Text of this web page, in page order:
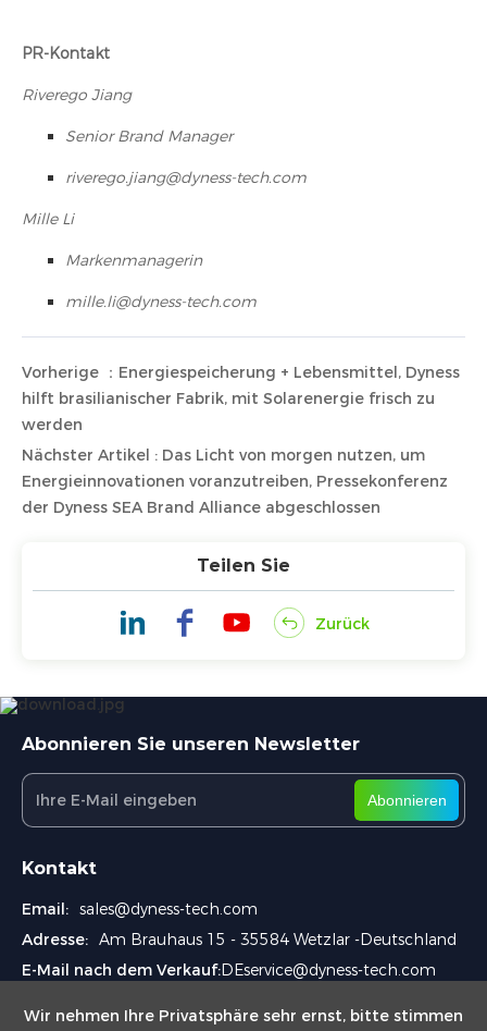
Wir nehmen Ihre Privatsphäre sehr ernst, bitte stimmen
PR-Kontakt
Riverego Jiang
Senior Brand Manager
riverego.jiang@dyness-tech.com
Mille Li
Markenmanagerin
mille.li@dyness-tech.com
Vorherige ：Energiespeicherung + Lebensmittel, Dyness
hilft brasilianischer Fabrik, mit Solarenergie frisch zu
werden
Nächster Artikel : Das Licht von morgen nutzen, um
Energieinnovationen voranzutreiben, Pressekonferenz
der Dyness SEA Brand Alliance abgeschlossen
Teilen Sie
Zurück
Abonnieren Sie unseren Newsletter
Abonnieren
Kontakt
Email: sales@dyness-tech.com
Adresse: Am Brauhaus 15 - 35584 Wetzlar -Deutschland
E-Mail nach dem Verkauf:DEservice@dyness-tech.com